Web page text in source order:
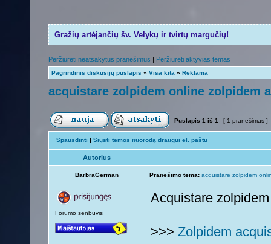
Gražių artėjančių šv. Velykų ir tvirtų margučių!
Peržiūrėti neatsakytus pranešimus | Peržiūrėti aktyvias temas
Pagrindinis diskusijų puslapis » Visa kita » Reklama
acquistare zolpidem online zolpidem
Puslapis 1 iš 1 [ 1 pranešimas ]
Spausdinti | Siųsti temos nuorodą draugui el. paštu
Autorius
BarbraGerman Pranešimo tema: acquistare zolpidem
Forumo senbuvis
Acquistare
>>> Zolpidem